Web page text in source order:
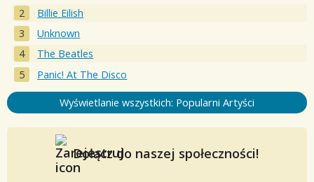
Billie Eilish
Unknown
The Beatles
Panic! At The Disco
Wyświetlanie wszystkich: Popularni Artyści
Dołącz do naszej społeczności!